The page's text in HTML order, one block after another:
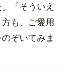
「そういえ
も、ご愛用
ぞいてみま